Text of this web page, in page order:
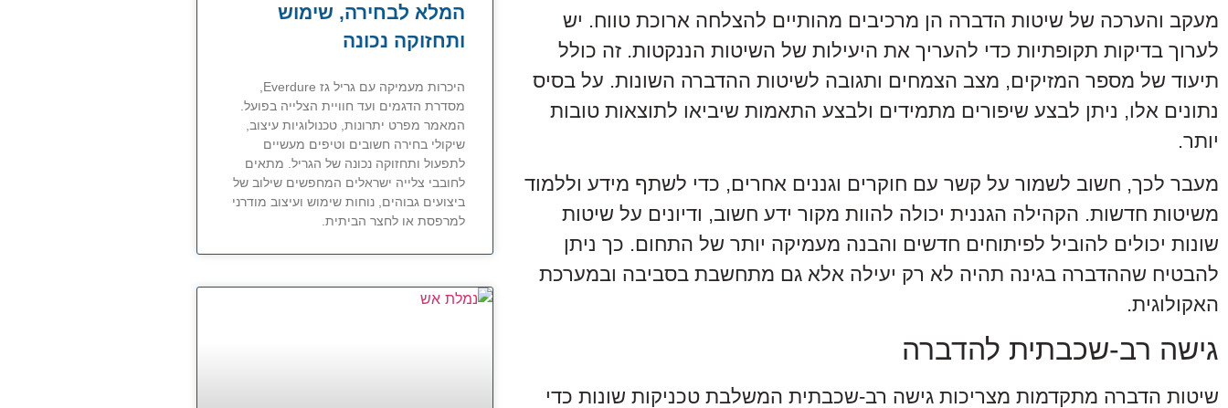
מעקב והערכה של שיטות הדברה הן מרכיבים מהותיים להצלחה ארוכת טווח. יש
לערוך בדיקות תקופתיות כדי להעריך את היעילות של השיטות הננקטות. זה כולל
תיעוד של מספר המזיקים, מצב הצמחים ותגובה לשיטות ההדברה השונות. על בסיס
נתונים אלו, ניתן לבצע שיפורים מתמידים ולבצע התאמות שיביאו לתוצאות טובות
יותר.
מעבר לכך, חשוב לשמור על קשר עם חוקרים וגננים אחרים, כדי לשתף מידע וללמוד
משיטות חדשות. הקהילה הגננית יכולה להוות מקור ידע חשוב, ודיונים על שיטות
שונות יכולים להוביל לפיתוחים חדשים והבנה מעמיקה יותר של התחום. כך ניתן
להבטיח שההדברה בגינה תהיה לא רק יעילה אלא גם מתחשבת בסביבה ובמערכת
האקולוגית.
גישה רב-שכבתית להדברה
שיטות הדברה מתקדמות מצריכות גישה רב-שכבתית המשלבת טכניקות שונות כדי
המלא לבחירה, שימוש
ותחזוקה נכונה
מסדרת הדגמים ועד חוויית הצלייה בפועל.
המאמר מפרט יתרונות, טכנולוגיות עיצוב,
שיקולי בחירה חשובים וטיפים מעשיים
לתפעול ותחזוקה נכונה של הגריל. מתאים
לחובבי צלייה ישראלים המחפשים שילוב של
ביצועים גבוהים, נוחות שימוש ועיצוב מודרני
למרפסת או לחצר הביתית.